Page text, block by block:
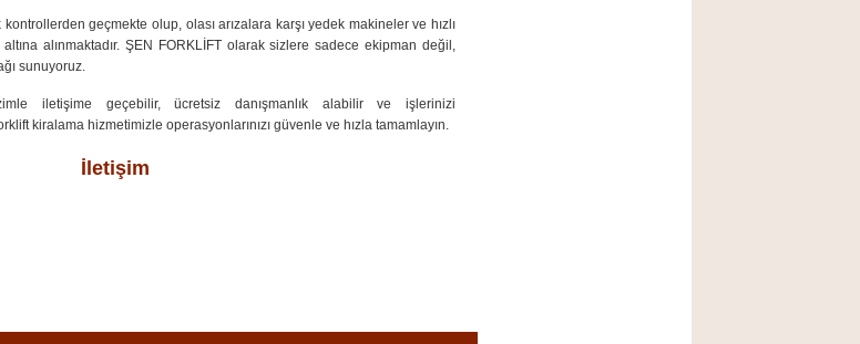
geçmekte olup, olası arızalara karşı yedek makineler ve hızlı
alınmaktadır. ŞEN FORKLİFT olarak sizlere sadece ekipman değil,
sunuyoruz.
iletişime geçebilir, ücretsiz danışmanlık alabilir ve işlerinizi
kiralama hizmetimizle operasyonlarınızı güvenle ve hızla tamamlayın.
İletişim